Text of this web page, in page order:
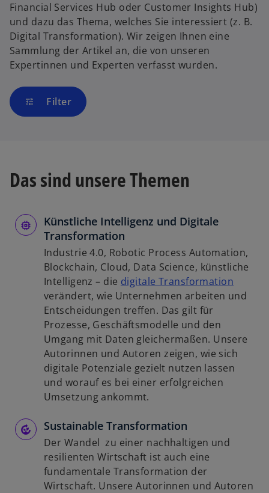
Financial Services Hub oder Customer Insights Hub)
und dazu das Thema, welches Sie interessiert (z. B.
Digital Transformation). Wir zeigen Ihnen eine
Sammlung der Artikel an, die von unseren
Expertinnen und Experten verfasst wurden.
tune Filter
Das sind unsere Themen
Künstliche Intelligenz und Digitale
Transformation
Industrie 4.0, Robotic Process Automation,
Blockchain, Cloud, Data Science, künstliche
Intelligenz – die digitale Transformation
i
i
n
e
e
verändert, wie Unternehmen arbeiten und
Entscheidungen treffen. Das gilt für
Prozesse, Geschäftsmodelle und den
Umgang mit Daten gleichermaßen. Unsere
Autorinnen und Autoren zeigen, wie sich
digitale Potenziale gezielt nutzen lassen
und worauf es bei einer erfolgreichen
Umsetzung ankommt.
Sustainable Transformation
Der Wandel zu einer nachhaltigen und
resilienten Wirtschaft ist auch eine
fundamentale Transformation der
Wirtschaft. Unsere Autorinnen und Autoren